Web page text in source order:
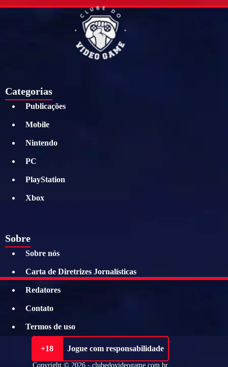
Categorias
Publicações
Mobile
Nintendo
PC
PlayStation
Xbox
Sobre
Sobre nós
Carta de Diretrizes Jornalísticas
Redatores
Contato
Termos de uso
+18 Jogue com responsabilidade
Copyright © 2026 - clubedovideogame.com.br